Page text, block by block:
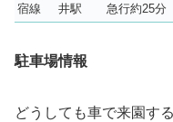
宿線
井駅
急行約25分
駐車場情報
どうしても車で来園す